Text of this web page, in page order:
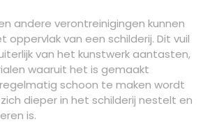
andere verontreinigingen kunnen
oppervlak van een schilderij. Dit vuil
van het kunstwerk aantasten,
waaruit het is gemaakt
schoon te maken wordt
dieper in het schilderij nestelt en
is.